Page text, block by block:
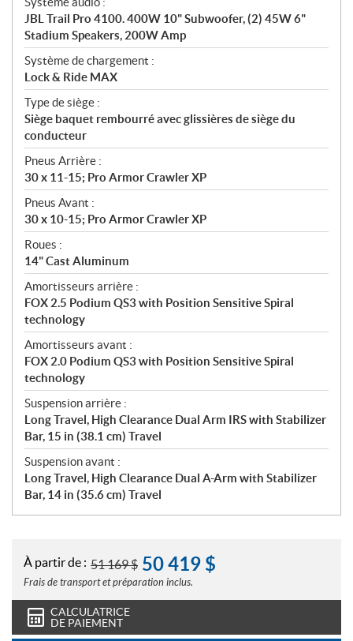
JBL Trail Pro 4100. 400W 10" Subwoofer, (2) 45W 6"
Stadium Speakers, 200W Amp
Système de chargement :
Lock & Ride MAX
Type de siège :
Siège baquet rembourré avec glissières de siège du
conducteur
Pneus Arrière :
30 x 11-15; Pro Armor Crawler XP
Pneus Avant :
30 x 10-15; Pro Armor Crawler XP
Roues :
14" Cast Aluminum
Amortisseurs arrière :
FOX 2.5 Podium QS3 with Position Sensitive Spiral
technology
Amortisseurs avant :
FOX 2.0 Podium QS3 with Position Sensitive Spiral
technology
Suspension arrière :
Long Travel, High Clearance Dual Arm IRS with Stabilizer
Bar, 15 in (38.1 cm) Travel
Suspension avant :
Long Travel, High Clearance Dual A-Arm with Stabilizer
Bar, 14 in (35.6 cm) Travel
À partir de : 51 169$ 50 419 $
Frais de transport et préparation inclus.
CALCULATRICE
DE PAIEMENT